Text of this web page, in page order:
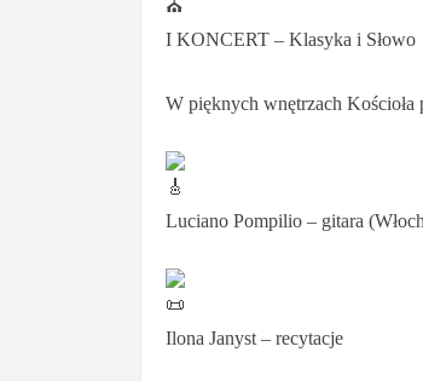
I KONCERT – Klasyka i Słowo
W pięknych wnętrzach
Luciano Pompilio – gitara
Ilona Janyst – recytacje